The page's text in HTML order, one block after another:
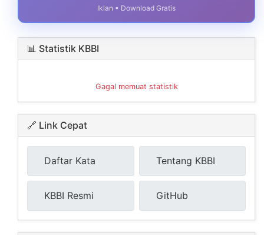
Iklan • Download Gratis
📊 Statistik KBBI
Gagal memuat statistik
🔗 Link Cepat
Daftar Kata Tentang KBBI
KBBI Resmi GitHub